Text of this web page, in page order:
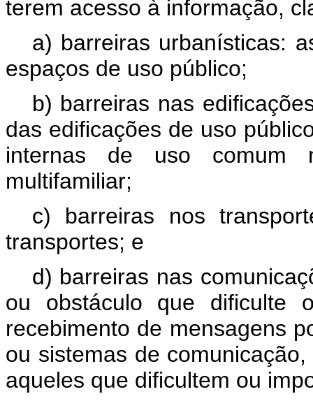
terem acesso à informação,
a) barreiras urbanísticas:
espaços de uso público;
b) barreiras nas
das edificações de uso
internas de uso comum
multifamiliar;
c) barreiras nos
transportes; e
d) barreiras nas
ou obstáculo que dificulte
recebimento de mensagens
ou sistemas de
aqueles que dificultem ou